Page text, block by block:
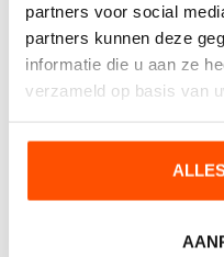
partners voor social
partners kunnen deze
informatie die u aan ze
verzameld op basis van
boodschap overkomt!
het advies, ontwerp en
weten over de
kan versterken! Bel
info@CD-